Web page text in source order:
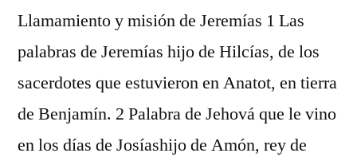
Llamamiento y misión de Jeremías 1 Las
palabras de Jeremías hijo de Hilcías, de los
sacerdotes que estuvieron en Anatot, en tierra
de Benjamín. 2 Palabra de Jehová que le vino
en los días de Josíashijo de Amón, rey de